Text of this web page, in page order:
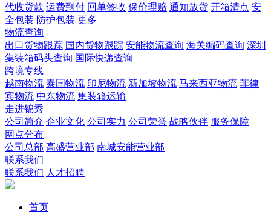
代收货款 运费到付 回单签收 保价理赔 通知放货 开箱清点 安
全包装 防护包装 更多
物流查询
出口货物跟踪 国内货物跟踪 安能物流查询 海关编码查询 深圳
集装箱码头查询 国际快递查询
跨境专线
越南物流 泰国物流 印尼物流 新加坡物流 马来西亚物流 菲律
宾物流 中东物流 集装箱运输
走进锦秀
公司简介 企业文化 公司实力 公司荣誉 战略伙伴 服务保障
网点分布
公司总部 高盛营业部 南城安能营业部
联系我们
联系我们 人才招聘
首页